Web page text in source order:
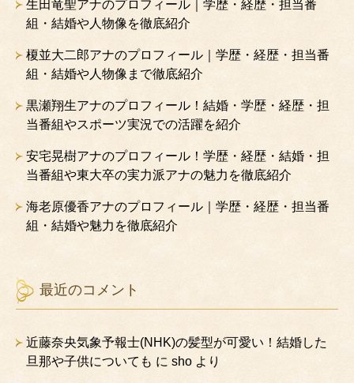
生田竜聖アナのプロフィール｜学歴・経歴・担当番
組・結婚や人物像を徹底紹介
榎並大二郎アナのプロフィール｜学歴・経歴・担当番
組・結婚や人物像まで徹底紹介
黒瀬翔生アナのプロフィール！結婚・学歴・経歴・担
当番組やスポーツ実況での活躍を紹介
安宅晃樹アナのプロフィール！学歴・経歴・結婚・担
当番組や東大卒の実力派アナの魅力を徹底紹介
海老原優香アナのプロフィール｜学歴・経歴・担当番
組・結婚や魅力を徹底紹介
最近のコメント
近藤奈央気象予報士(NHK)の髪型が可愛い！結婚した
旦那や子供についても に sho より